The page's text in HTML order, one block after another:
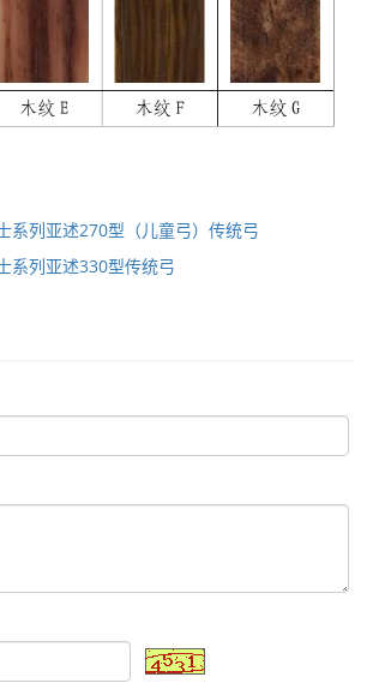
系列亚述270型（儿童弓）传统弓
系列亚述330型传统弓